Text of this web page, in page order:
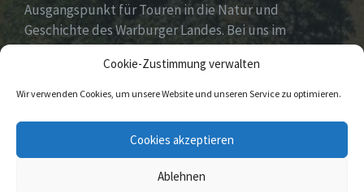
Cookie-Zustimmung verwalten
Wir verwenden Cookies, um unsere Website und unseren Service zu optimieren.
Cookies akzeptieren
Ablehnen
Ausgangspunkt für Touren in die Natur und
Geschichte des Warburger Landes. Bei uns im
Diemeltal gibt es ein buntes Dorfleben und viel
ehrenamtliches Engagement.
Facebook